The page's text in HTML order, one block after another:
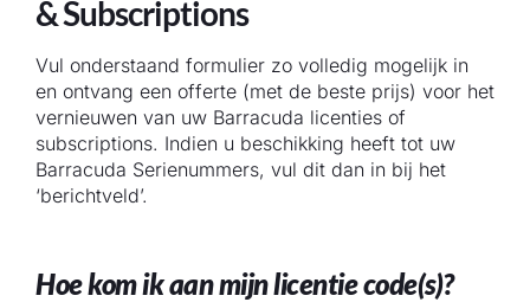
& Subscriptions
Vul onderstaand formulier zo volledig mogelijk in
en ontvang een offerte (met de beste prijs) voor het
vernieuwen van uw Barracuda licenties of
subscriptions. Indien u beschikking heeft tot uw
Barracuda Serienummers, vul dit dan in bij het
‘berichtveld’.
Hoe kom ik aan mijn licentie code(s)?